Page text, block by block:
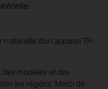
d'un appareil TP-
des modèles et des
les régions. Merci de